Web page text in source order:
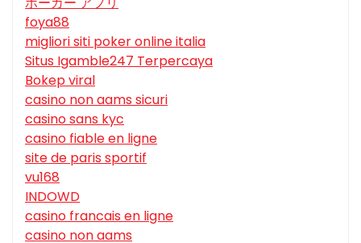
foya88
migliori siti poker online italia
Situs Igamble247 Terpercaya
Bokep viral
casino non aams sicuri
casino sans kyc
casino fiable en ligne
site de paris sportif
vu168
INDOWD
casino francais en ligne
casino non aams